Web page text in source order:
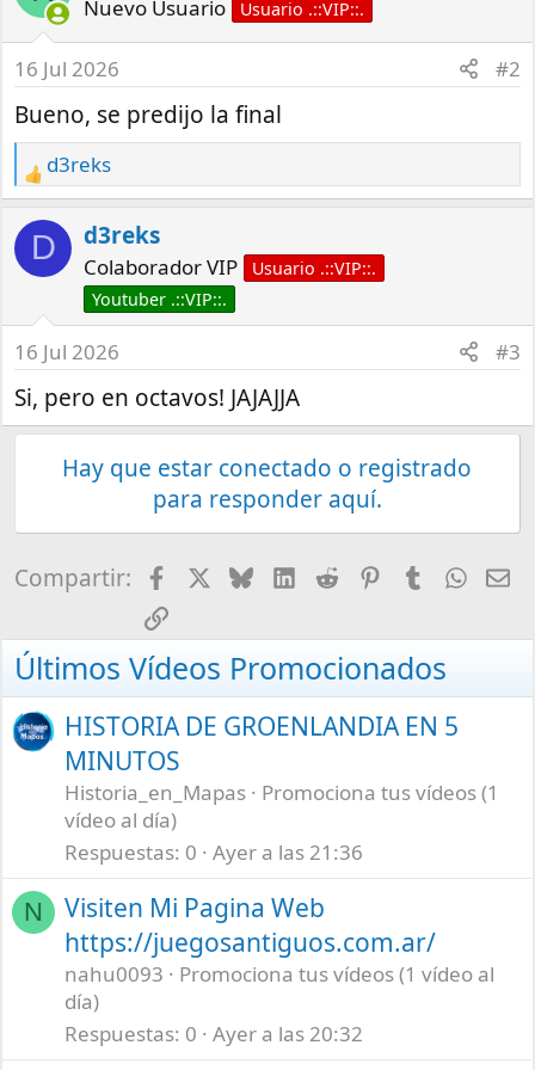
Nuevo Usuario Usuario .::VIP::.
16 Jul 2026 #2
Bueno, se predijo la final
R
e
a
o
n
s
:
d3reks
D d3reks
Colaborador VIP
Usuario .::VIP::.
Youtuber .::VIP::.
16 Jul 2026 #3
Si, pero en octavos! JAJAJJA
Hay que estar conectado o registrado
para responder aquí.
Compartir: FacebookBlueskyLinkedInRedditPinterestTumblr
Enlace
Últimos Vídeos Promocionados
HISTORIA DE GROENLANDIA EN 5
MINUTOS
Historia_en_Mapas
Promociona tus vídeos (1
vídeo al día)
Respuestas 0 Ayer a las 21:36
N
Visiten Mi Pagina Web
https://juegosantiguos.com.ar/
nahu0093
Promociona tus vídeos (1 vídeo al
día)
Respuestas 0 Ayer a las 20:32